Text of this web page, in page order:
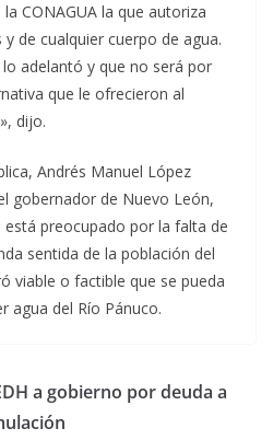
CONAGUA la que autoriza
de cualquier cuerpo de agua.
lo adelantó y que no será por
que le ofrecieron al
dijo.
Andrés Manuel López
gobernador de Nuevo León,
está preocupado por la falta de
sentida de la población del
viable o factible que se pueda
agua del Río Pánuco.
a gobierno por deuda a